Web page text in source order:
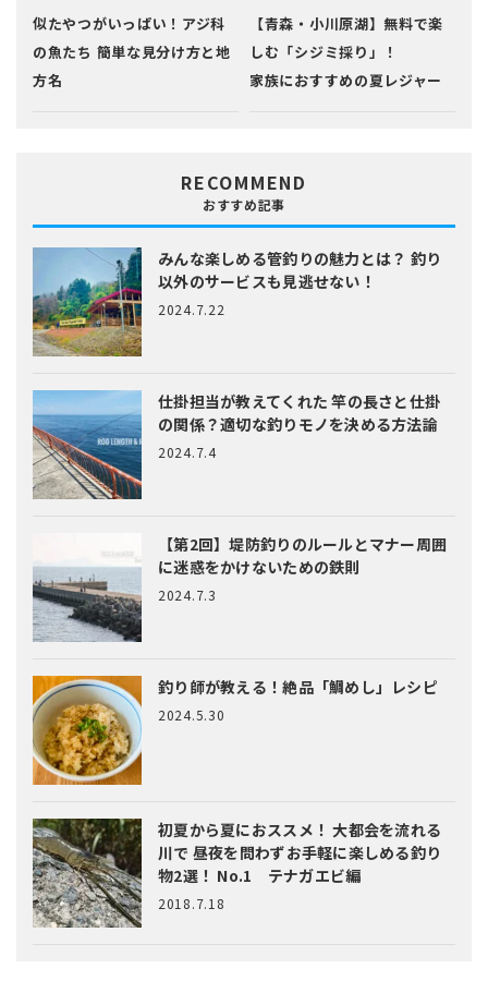
似たやつがいっぱい！アジ科
の魚たち 簡単な見分け方と地
方名
【青森・小川原湖】無料で楽
しむ「シジミ採り」！
家族におすすめの夏レジャー
RECOMMEND
おすすめ記事
みんな楽しめる管釣りの魅力とは？ 釣り
以外のサービスも見逃せない！
2024.7.22
仕掛担当が教えてくれた竿の長さと仕掛
の関係？適切な釣りモノを決める方法論
2024.7.4
【第2回】堤防釣りのルールとマナー周囲
に迷惑をかけないための鉄則
2024.7.3
釣り師が教える！絶品「鯛めし」レシピ
2024.5.30
初夏から夏におススメ！ 大都会を流れる
川で 昼夜を問わずお手軽に楽しめる釣り
物2選！ No.1 テナガエビ編
2018.7.18